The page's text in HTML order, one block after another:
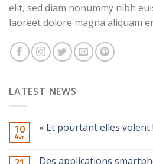
elit, sed diam nonummy nibh
laoreet dolore magna aliquam
LATEST NEWS
10
Avr
« Et pourtant elles volent
Des applications